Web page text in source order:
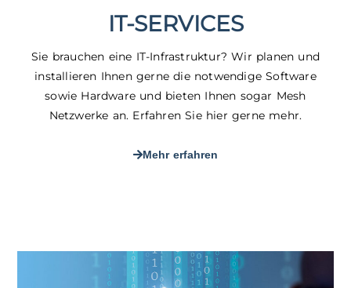
IT-SERVICES
Sie brauchen eine IT-Infrastruktur? Wir planen und
installieren Ihnen gerne die notwendige Software
sowie Hardware und bieten Ihnen sogar Mesh
Netzwerke an. Erfahren Sie hier gerne mehr.
Mehr erfahren